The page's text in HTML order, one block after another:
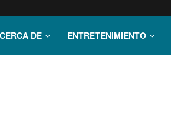
DE ENTRETENIMIENTO